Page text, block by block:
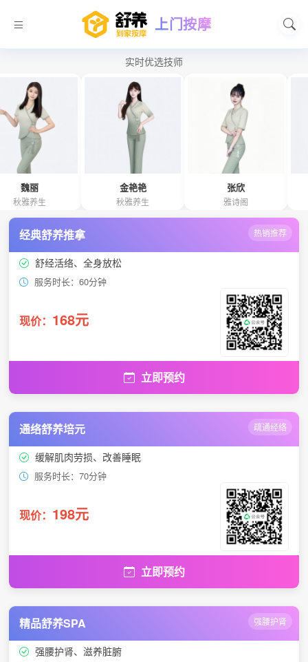
上门按摩
实时优选技师
经典舒养推拿 热销推荐
舒经活络、全身放松
服务时长：60分钟
现价： 168元
立即预约
通络舒养培元 疏通经络
缓解肌肉劳损、改善睡眠
服务时长：70分钟
现价： 198元
立即预约
精品舒养SPA 强腰护肾
强腰护肾、滋养脏腑